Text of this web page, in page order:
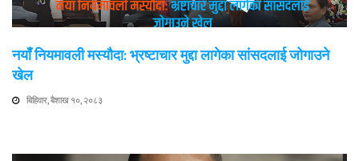
नयाँ नियमावली मस्यौदा: भ्रष्टाचार मुद्दा लागेका सांसदलाई जोगाउने
खेल
बिहिवार, बैशाख १०, २०८३